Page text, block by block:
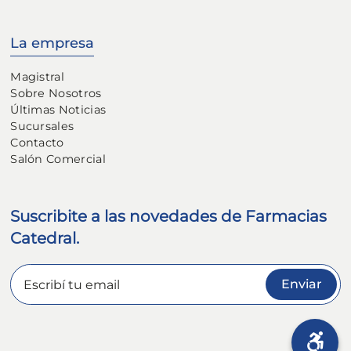
La empresa
Magistral
Sobre Nosotros
Últimas Noticias
Sucursales
Contacto
Salón Comercial
Suscribite a las novedades de Farmacias
Catedral.
Enviar